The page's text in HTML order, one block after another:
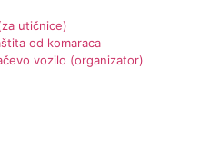
utičnice)
od komaraca
vozilo (organizator)